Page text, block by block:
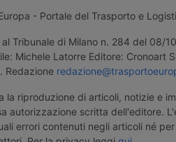
- Portale del Trasporto e
Tribunale di Milano n. 284 del 08/
Michele Latorre Editore: Cronoart
Redazione
la riproduzione di articoli, notizie e
autorizzazione scritta dell'editore.
errori contenuti negli articoli né